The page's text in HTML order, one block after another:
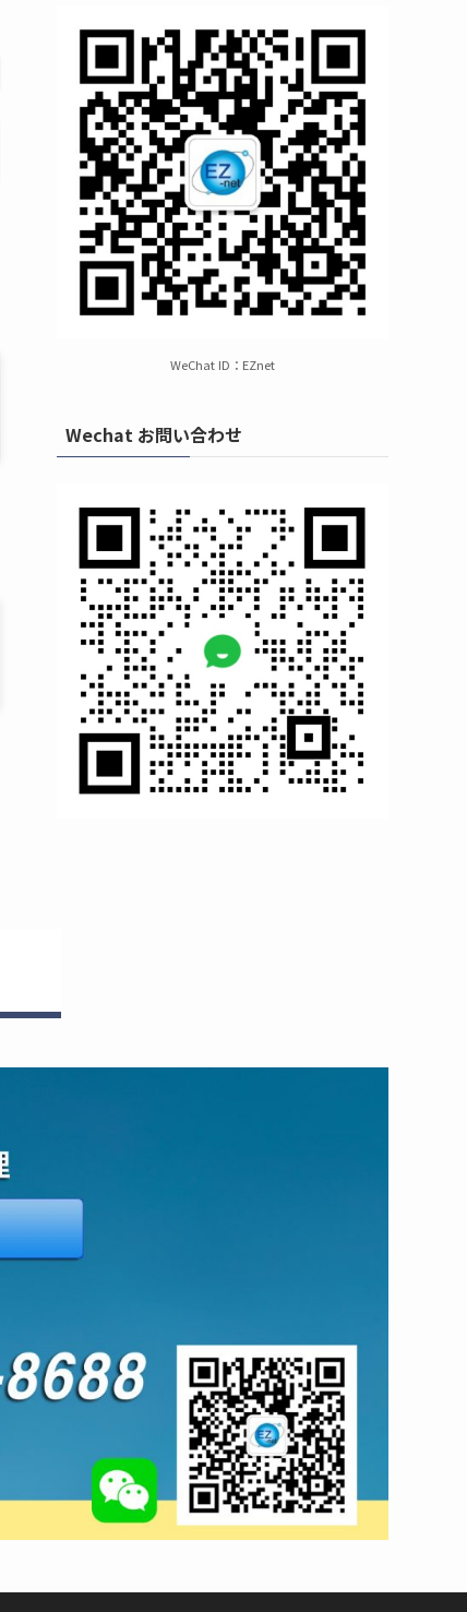
WeChat ID：EZnet
Wechat お問い合わせ